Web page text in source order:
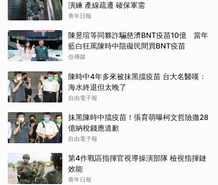
演練 產線疏遷 確保軍需
青年日報
陳昱瑄等同夥詐騙慈濟BNT疫苗10億 當年
藍白狂罵陳時中阻礙民間買BNT疫苗
信傳媒
陳時中4年多來被抹黑擋疫苗 台大名醫嘆：
海水終退但太晚了
自由電子報
抹黑陳時中擋疫苗！張育萌曝柯文哲險撒28
億納稅錢應道歉
自由電子報
第4作戰區指揮官視導操演部隊 檢視指揮鏈
效能
青年日報